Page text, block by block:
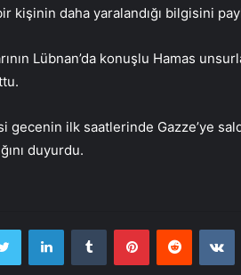
kişinin daha yaralandığı bilgisini
Lübnan’da konuşlu Hamas
ilk saatlerinde Gazze’ye
duyurdu.
Twitter LinkedInTumblr PinterestReddit